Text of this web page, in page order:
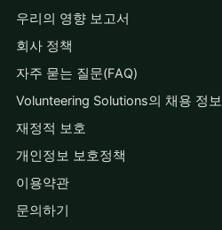
우리의 영향 보고서
회사 정책
자주 묻는 질문(FAQ)
Volunteering Solutions의 채용 정보
재정적 보호
개인정보 보호정책
이용약관
문의하기